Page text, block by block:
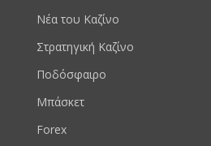
Νέα του Καζίνο
Στρατηγική Καζίνο
Ποδόσφαιρο
Μπάσκετ
Forex